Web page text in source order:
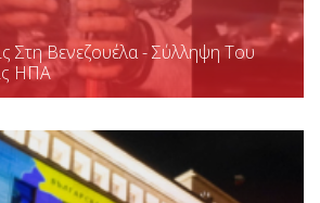
Στη Βενεζουέλα - Σύλληψη Του
ΗΠΑ